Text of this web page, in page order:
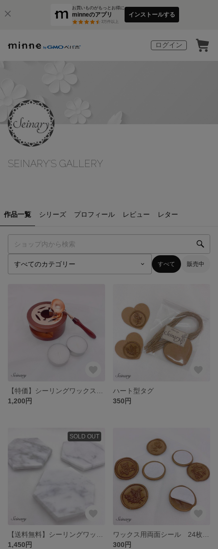
お買いものがもっとお得に
minneのアプリ
3万件以上
インストールする
ログイン
SEINARY'S GALLERY
作品一覧 シリーズ プロフィール レビュー レター
すべて 販売中
1,200円
ハート型タグ
350円
SOLD OUT
1,450円
300円